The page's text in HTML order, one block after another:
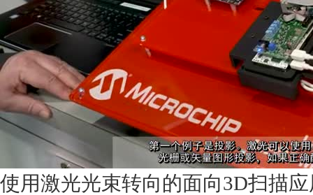
使用激光光束转向的面向3D扫描